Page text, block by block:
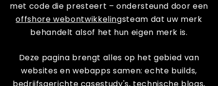
met code die presteert – ondersteund door een
offshore webontwikkelingsteam dat uw merk
behandelt alsof het hun eigen merk is.
Deze pagina brengt alles op het gebied van
websites en webapps samen: echte builds,